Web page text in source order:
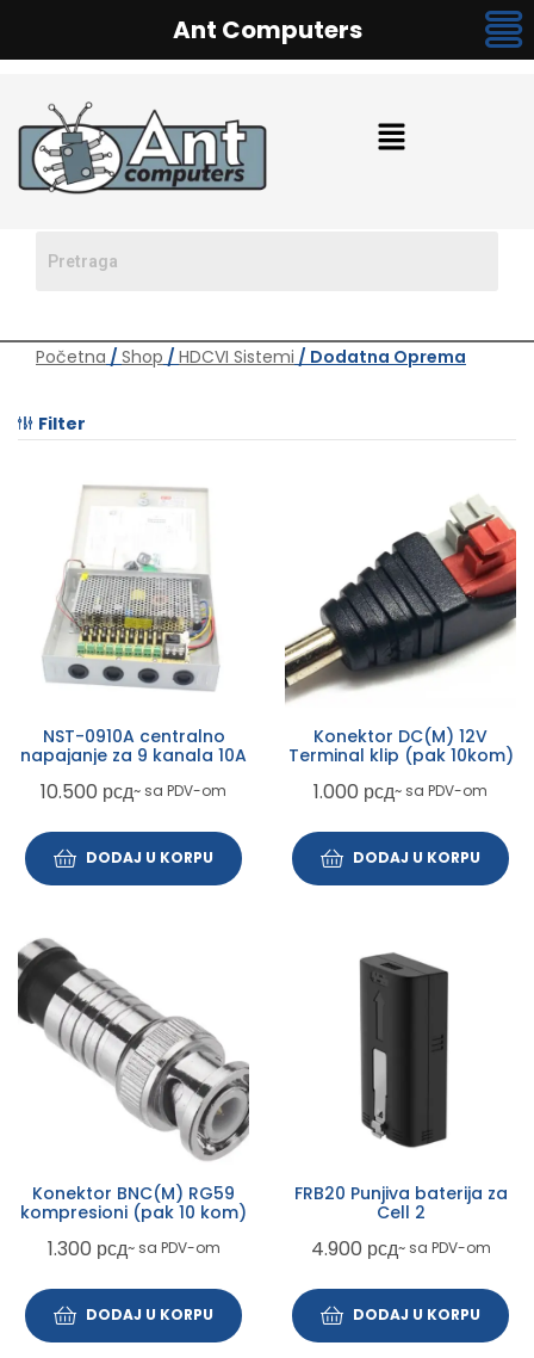
Početna / Shop / HDCVI Sistemi / Dodatna Oprema
Filter
NST-0910A centralno
napajanje za 9 kanala 10A
10.500 рсд~ sa PDV-om
DODAJ U KORPU
Konektor DC(M) 12V
Terminal klip (pak 10kom)
1.000 рсд~ sa PDV-om
DODAJ U KORPU
Konektor BNC(M) RG59
kompresioni (pak 10 kom)
1.300 рсд~ sa PDV-om
DODAJ U KORPU
FRB20 Punjiva baterija za
Cell 2
4.900 рсд~ sa PDV-om
DODAJ U KORPU
Ant Computers